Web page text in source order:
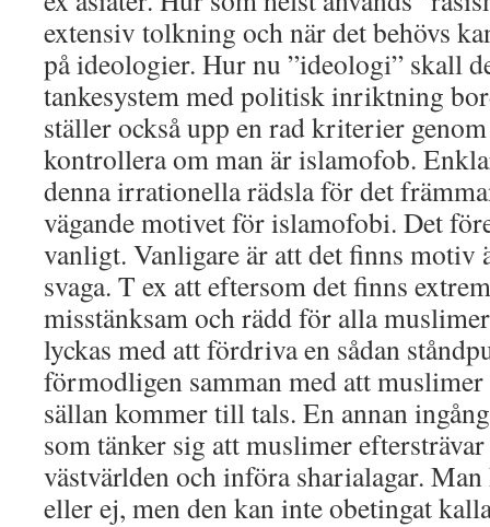
extensiv tolkning och när det behövs
på ideologier. Hur nu ”ideologi” skall
tankesystem med politisk inriktning
ställer också upp en rad kriterier
kontrollera om man är islamofob.
denna irrationella rädsla för det
vägande motivet för islamofobi. Det
vanligt. Vanligare är att det finns motiv
svaga. T ex att eftersom det finns
misstänksam och rädd för alla
lyckas med att fördriva en sådan
förmodligen samman med att
sällan kommer till tals. En annan
som tänker sig att muslimer
västvärlden och införa sharialagar.
eller ej, men den kan inte obetingat